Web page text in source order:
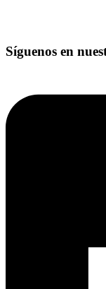
Síguenos en